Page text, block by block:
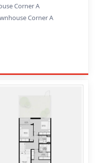
Corner A
Corner A